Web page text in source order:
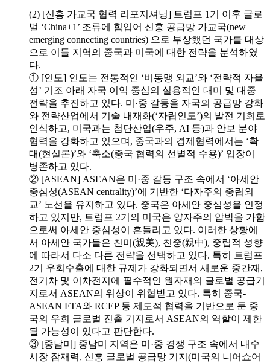
(2) [신흥 가교국 협력 리포지셔닝] 트럼프 1기 이후 글로
벌 ‘China+1’ 조류에 힘입어 신흥 공급망 가교국(new
emerging connecting countries) 으로 부상했던 국가를 대상
으로 이들 지역의 중국과 미국에 대한 전략을 분석하였
다.
① [인도] 인도는 전통적인 ‘비동맹 외교’와 ‘전략적 자율
성’ 기조 아래 자국 이익 중심의 실용적인 대미 및 대중
전략을 추진하고 있다. 미·중 갈등을 자국의 공급망 강화
와 전략산업에서 기술 내재화(‘자립인도’)의 발전 기회로
인식하고, 미국과는 첨단산업(우주, AI 등)과 안보 분야
협력을 강화하고 있으며, 중국과의 경제협력에서는 ‘확
대(현실론)’와 ‘축소(중국 협력의 선별적 수용)’ 입장이
병존하고 있다.
② [ASEAN] ASEAN은 미·중 갈등 구조 속에서 ‘아세안
중심성(ASEAN centrality)’에 기반한 ‘다자주의 중립외
교’ 노선을 유지하고 있다. 중국은 아세안 중심성을 인정
하고 있지만, 트럼프 2기의 미국은 양자주의 압박을 가함
으로써 아세안 중심성이 흔들리고 있다. 이러한 상황에
서 아세안 국가들은 친미(親美), 친중(親中), 중립적 성향
에 따라서 다소 다른 전략을 선택하고 있다. 특히 트럼프
2기 우회수출에 대한 규제가 강화되면서 새로운 중간재,
전기차 및 이차전지에 필수적인 원자재의 글로벌 공급기
지로서 ASEAN의 위상이 위협받고 있다. 특히 중국-
ASEAN FTA와 RCEP 등 제도적 협력을 기반으로 둔 중
국의 우회 글로벌 진출 기지로서 ASEAN의 역할이 제한
될 가능성이 있다고 판단한다.
③ [중남미] 중남미 지역은 미·중 경쟁 구조 속에서 내수
시장 잠재력, 신흥 글로벌 공급망 기지(미국의 니어쇼어